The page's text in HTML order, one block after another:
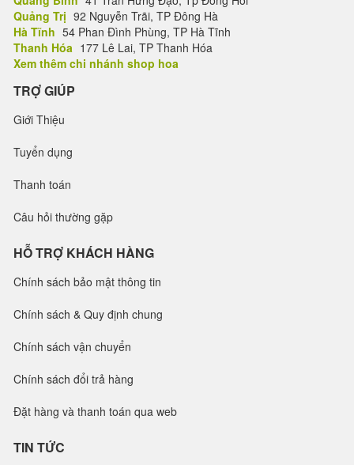
Quảng Trị 92 Nguyễn Trãi, TP Đông Hà
Hà Tĩnh 54 Phan Đình Phùng, TP Hà Tĩnh
Thanh Hóa 177 Lê Lai, TP Thanh Hóa
Xem thêm chi nhánh shop hoa
TRỢ GIÚP
Giới Thiệu
Tuyển dụng
Thanh toán
Câu hỏi thường gặp
HỖ TRỢ KHÁCH HÀNG
Chính sách bảo mật thông tin
Chính sách & Quy định chung
Chính sách vận chuyển
Chính sách đổi trả hàng
Đặt hàng và thanh toán qua web
TIN TỨC